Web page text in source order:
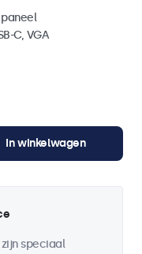
C, VGA
In winkelwagen
speciaal